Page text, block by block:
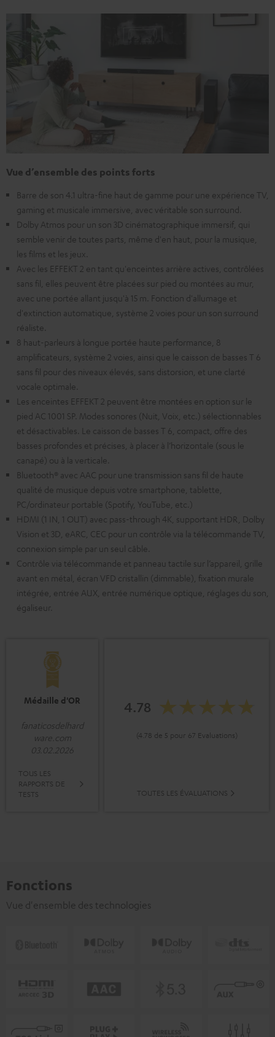
Vue d’ensemble des points forts
Barre de son 4.1 ultra-fine haut de gamme pour une expérience TV,
gaming et musicale immersive, avec véritable son surround.
Dolby Atmos pour un son 3D cinématographique immersif, qui
semble venir de toutes parts, même d'en haut, pour la musique,
les films et les jeux.
Avec les EFFEKT 2 en tant qu'enceintes arrière actives, contrôlées
sans fil, elles peuvent être placées sur pied ou montées au mur,
avec une portée allant jusqu'à 15 m. Fonction d'allumage et
d'extinction automatique, système 2 voies pour un son surround
réaliste.
8 haut-parleurs à longue portée haute performance, 8
amplificateurs, système 2 voies, ainsi que le caisson de basses T 6
sans fil pour des niveaux élevés, sans distorsion, et une clarté
vocale optimale.
Les enceintes EFFEKT 2 peuvent être montées en option sur le
pied AC 1001 SP. Modes sonores (Nuit, Voix, etc.) sélectionnables
et désactivables. Le caisson de basses T 6, compact, offre des
basses profondes et précises, à placer à l’horizontale (sous le
canapé) ou à la verticale.
Bluetooth® avec AAC pour une transmission sans fil de haute
qualité de musique depuis votre smartphone, tablette,
PC/ordinateur portable (Spotify, YouTube, etc.)
HDMI (1 IN, 1 OUT) avec pass-through 4K, supportant HDR, Dolby
Vision et 3D, eARC, CEC pour un contrôle via la télécommande TV,
connexion simple par un seul câble.
Contrôle via télécommande et panneau tactile sur l’appareil, grille
avant en métal, écran VFD cristallin (dimmable), fixation murale
intégrée, entrée AUX, entrée numérique optique, réglages du son,
égaliseur.
Médaille d'OR
fanaticosdelhard
ware.com
03.02.2026
TOUS LES
RAPPORTS DE
TESTS
4.78
(4.78 de 5 pour 67 Evaluations)
TOUTES LES ÉVALUATIONS
Fonctions
Vue d'ensemble des technologies